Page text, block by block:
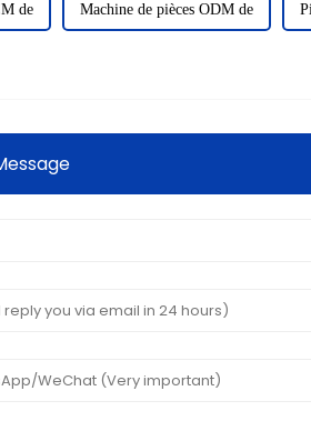
de Machine de pièces ODM de